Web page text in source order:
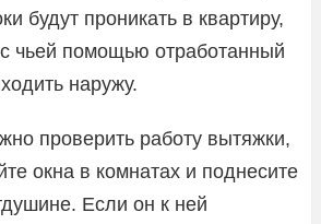
будут проникать в квартиру,
чьей помощью отработанный
наружу.
проверить работу вытяжки,
окна в комнатах и поднесите
Если он к ней